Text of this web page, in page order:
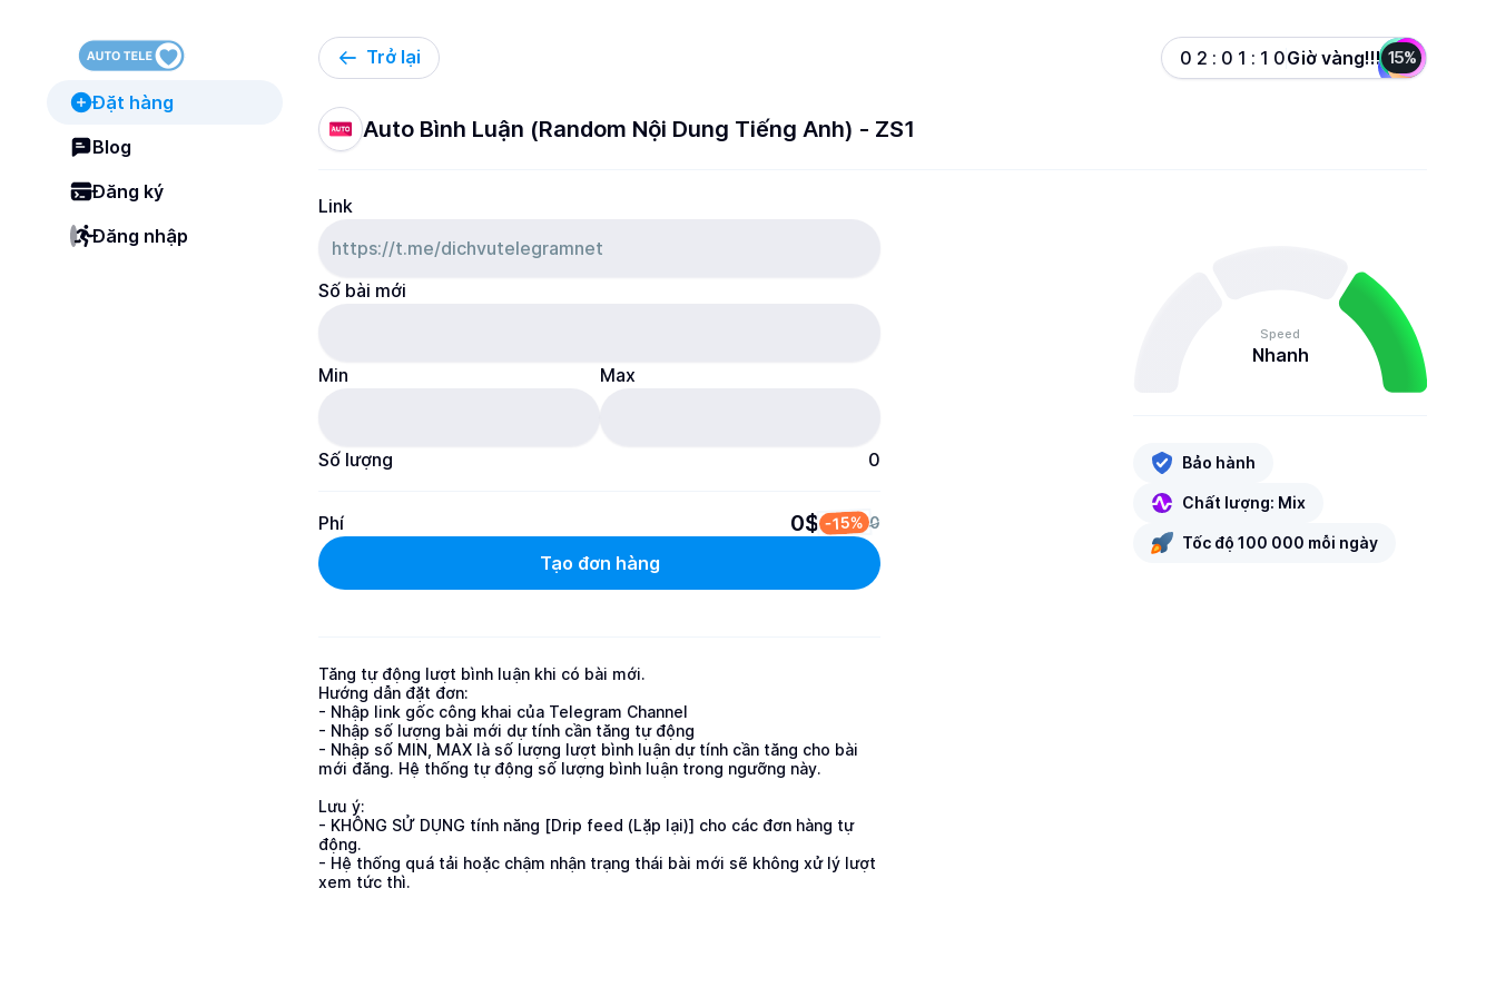
Đặt hàng
Blog
Đăng ký
Đăng nhập
Trở lại 0 2 : 0 1 : 1 0Giờ vàng!!! 15%
Auto Bình Luận (Random Nội Dung Tiếng Anh) - ZS1
Link
Số bài mới
Min Max
Số lượng 0
Phí 0$ -15% 0
Tạo đơn hàng
Tăng tự động lượt bình luận khi có bài mới.
Hướng dẫn đặt đơn:
- Nhập link gốc công khai của Telegram Channel
- Nhập số lượng bài mới dự tính cần tăng tự động
- Nhập số MIN, MAX là số lượng lượt bình luận dự tính cần tăng cho bài
mới đăng. Hệ thống tự động số lượng bình luận trong ngưỡng này.
Lưu ý:
- KHÔNG SỬ DỤNG tính năng [Drip feed (Lặp lại)] cho các đơn hàng tự
động.
- Hệ thống quá tải hoặc chậm nhận trạng thái bài mới sẽ không xử lý lượt
xem tức thì.
Speed
Nhanh
Bảo hành
Chất lượng: Mix
Tốc độ 100 000 mỗi ngày